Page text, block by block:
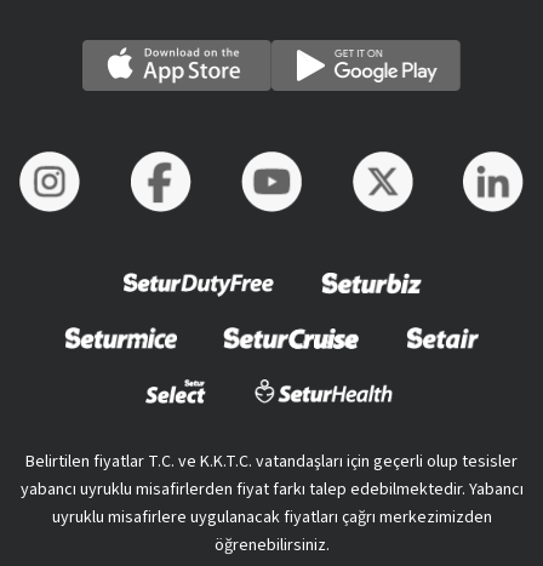
Belirtilen fiyatlar T.C. ve K.K.T.C. vatandaşları için geçerli olup tesisler
yabancı uyruklu misafirlerden fiyat farkı talep edebilmektedir. Yabancı
uyruklu misafirlere uygulanacak fiyatları çağrı merkezimizden
öğrenebilirsiniz.